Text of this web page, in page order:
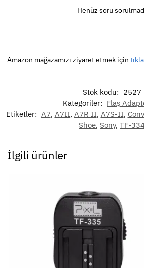
Henüz soru
Amazon mağazamızı ziyaret etmek için
Stok kodu: 2527
Kategoriler: Flaş
Etiketler: A7, A7II, A7R II, A7S-II,
Shoe, Sony, TF-
İlgili ürünler